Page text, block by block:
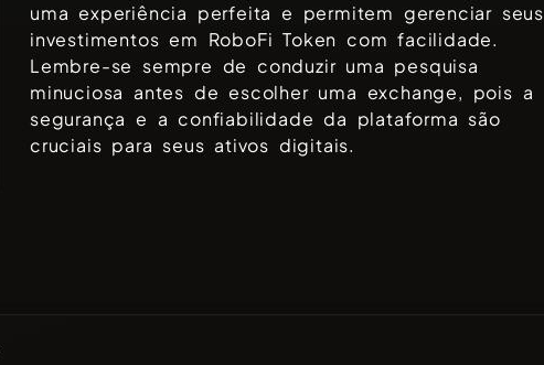
uma experiência perfeita e permitem gerenciar seus
investimentos em RoboFi Token com facilidade.
Lembre-se sempre de conduzir uma pesquisa
minuciosa antes de escolher uma exchange, pois a
segurança e a confiabilidade da plataforma são
cruciais para seus ativos digitais.